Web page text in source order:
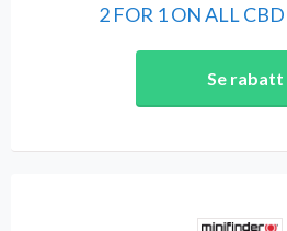
2 FOR 1 ON ALL
Se rabatt